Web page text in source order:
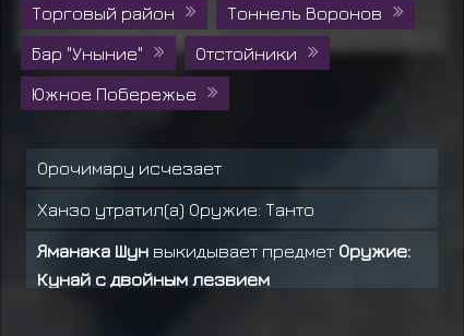
Торговый район
Тоннель Воронов
Бар "Уныние"
Отстойники
Южное Побережье
Орочимару исчезает
Ханзо утратил(а) Оружие: Танто
Яманака Шун выкидывает предмет Оружие:
Кунай с двойным лезвием